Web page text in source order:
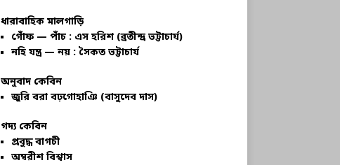
ধারাবাহিক মালগাড়ি
গোঁফ — পাঁচ : এস হরিশ (ব্রতীন্দ্র ভট্টাচার্য)
নহি যন্ত্র — নয় : সৈকত ভট্টাচার্য
অনুবাদ কেবিন
জুরি বরা বঢ়গোহাঞি (বাসুদেব দাস)
গদ্য কেবিন
প্রবুদ্ধ বাগচী
অম্বরীশ বিশ্বাস